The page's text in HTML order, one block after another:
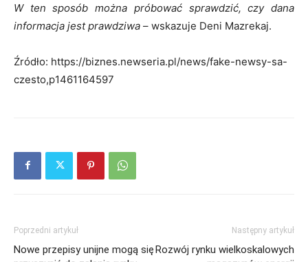
W ten sposób można próbować sprawdzić, czy dana
informacja jest prawdziwa – wskazuje Deni Mazrekaj.
Źródło: https://biznes.newseria.pl/news/fake-newsy-sa-
czesto,p1461164597
Poprzedni artykuł
Nowe przepisy unijne mogą się
Następny artykuł
Rozwój rynku wielkoskalowych